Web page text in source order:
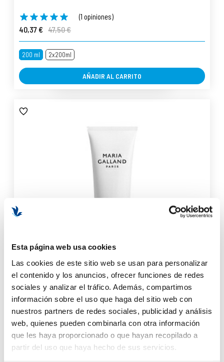
Esta página web usa cookies
Las cookies de este sitio web se usan para personalizar
el contenido y los anuncios, ofrecer funciones de redes
sociales y analizar el tráfico. Además, compartimos
información sobre el uso que haga del sitio web con
nuestros partners de redes sociales, publicidad y análisis
web, quienes pueden combinarla con otra información
que les haya proporcionado o que hayan recopilado a
partir del uso que haya hecho de sus servicios.
(1 opiniones)
40,37 € 47,50 €
200 ml 2x200ml
AÑADIR AL CARRITO
942 Concentré sublimateur Silhouette | Concentrado para
la silueta 125ml - Secret de Beauté - Maria Galland ®
(1 opiniones)
54,90 €